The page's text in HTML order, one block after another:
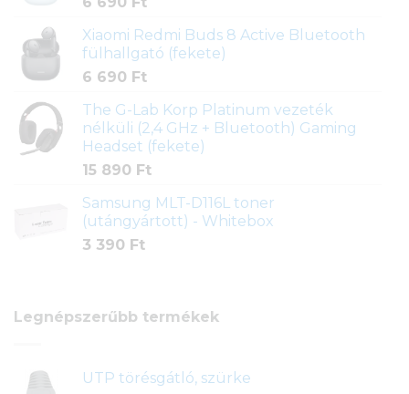
Xiaomi Redmi Buds 8 Active Bluetooth
fülhallgató (fekete)
6 690 Ft
The G-Lab Korp Platinum vezeték
nélküli (2,4 GHz + Bluetooth) Gaming
Headset (fekete)
15 890 Ft
Samsung MLT-D116L toner
(utángyártott) - Whitebox
3 390 Ft
Legnépszerűbb termékek
UTP törésgátló, szürke